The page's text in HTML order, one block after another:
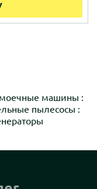
машины :
пылесосы :